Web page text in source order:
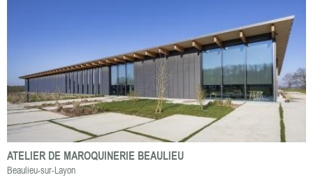
ATELIER DE MAROQUINERIE BEAULIEU
Beaulieu-sur-Layon